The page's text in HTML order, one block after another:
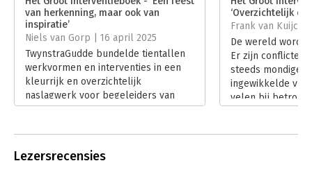
Hoofdrubriek:
van herkenning, maar ook van
inspiratie’
Niels van Gorp | 16 april 2025
TwynstraGudde bundelde tientallen
werkvormen en interventies in een
kleurrijk en overzichtelijk
naslagwerk voor begeleiders van
organisatieverandering. Van
methodes: ‘Het Groot
Interventieboek’ biedt inspiratie en
‘Overzichtelijk en
Frank van Kuijck
De wereld wordt
Er zijn conflicten.
steeds mondiger.
ingewikkelde
velen bij
Lezersrecensies